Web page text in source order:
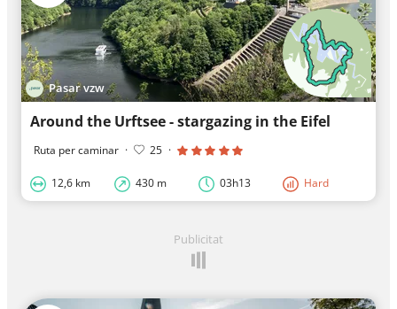
Pasar vzw
Around the Urftsee - stargazing in the Eifel
Ruta per caminar · 25 ·
12,6 km 430 m 03h13 Hard
Publicitat